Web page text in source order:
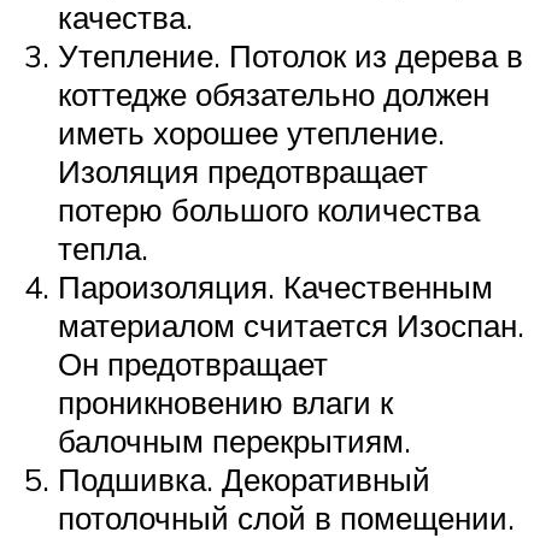
качества.
Утепление. Потолок из дерева в
коттедже обязательно должен
иметь хорошее утепление.
Изоляция предотвращает
потерю большого количества
тепла.
Пароизоляция. Качественным
материалом считается Изоспан.
Он предотвращает
проникновению влаги к
балочным перекрытиям.
Подшивка. Декоративный
потолочный слой в помещении.